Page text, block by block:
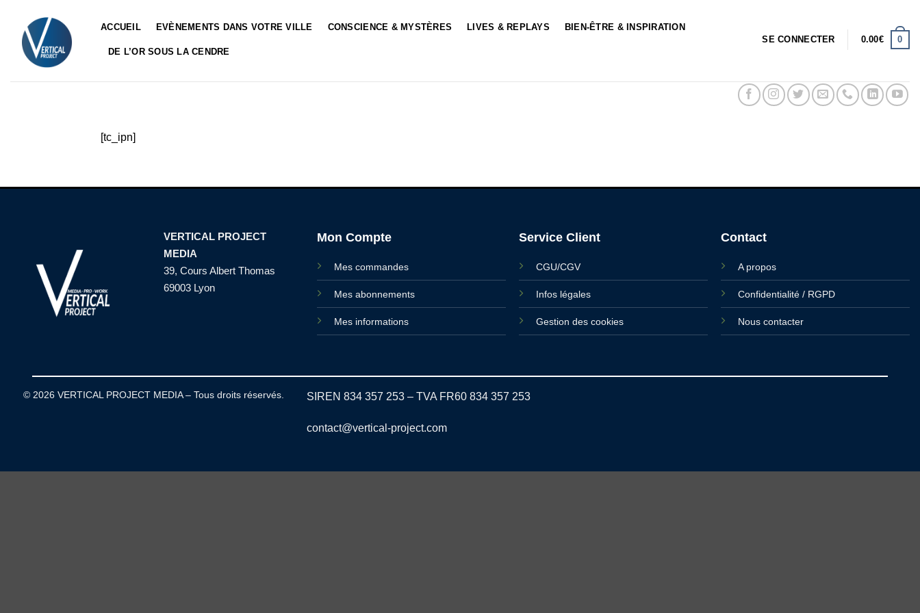
contenu
ACCUEIL EVÈNEMENTS DANS VOTRE VILLE CONSCIENCE & MYSTÈRES LIVES & REPLAYS BIEN-ÊTRE & INSPIRATION
DE L’OR SOUS LA CENDRE
SE CONNECTER 0.00€ 0
[tc_ipn]
VERTICAL PROJECT
MEDIA
39, Cours Albert Thomas
69003 Lyon
Mon Compte
Mes commandes
Mes abonnements
Mes informations
Service Client
CGU/CGV
Infos légales
Gestion des cookies
Contact
A propos
Confidentialité / RGPD
Nous contacter
© 2026 VERTICAL PROJECT MEDIA – Tous droits réservés. SIREN 834 357 253 – TVA FR60 834 357 253
contact@vertical-project.com